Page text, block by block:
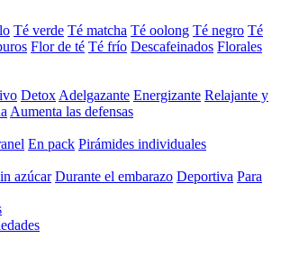
Té verde Té matcha Té oolong Té negro Té
Flor de té Té frío Descafeinados Florales
Detox Adelgazante Energizante Relajante y
Aumenta las defensas
En pack Pirámides individuales
azúcar Durante el embarazo Deportiva Para